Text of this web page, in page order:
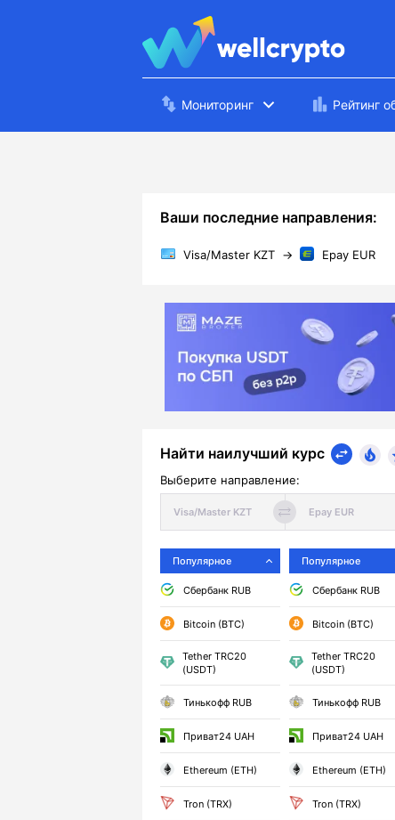
Мониторинг Рейтинг
Ваши последние направления:
Visa/Master KZT → Epay EUR
Найти наилучший курс
Выберите направление:
Популярное
Сбербанк RUB
Bitcoin (BTC)
Tether TRC20
(USDT)
Тинькофф RUB
Приват24 UAH
Ethereum (ETH)
Tron (TRX)
Популярное
Сбербанк RUB
Bitcoin (BTC)
Tether TRC20
(USDT)
Тинькофф RUB
Приват24 UAH
Ethereum (ETH)
Tron (TRX)